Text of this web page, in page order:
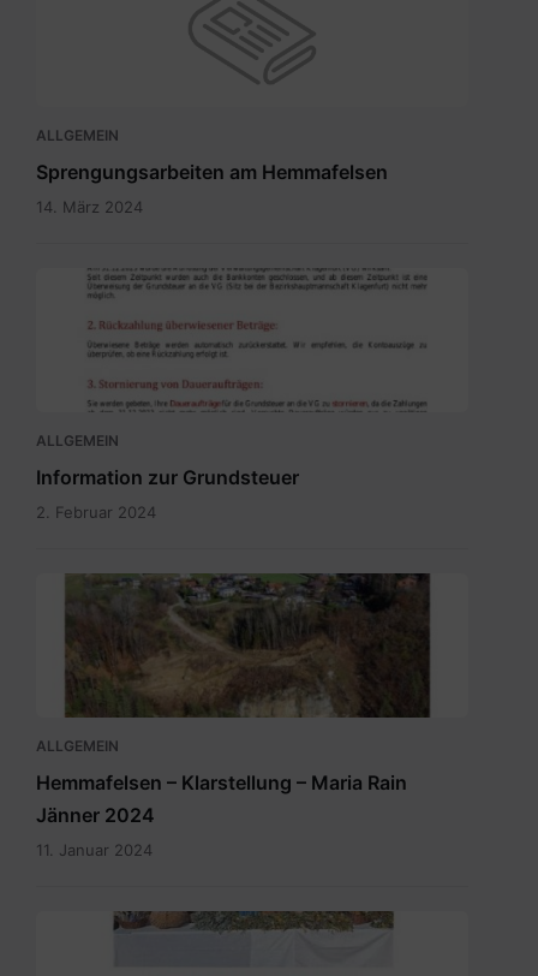
ALLGEMEIN
Sprengungsarbeiten am Hemmafelsen
14. März 2024
Grundsteuer
ALLGEMEIN
Information zur Grundsteuer
2. Februar 2024
ALLGEMEIN
Hemmafelsen – Klarstellung – Maria Rain
Jänner 2024
11. Januar 2024
SKM_C300i26070208210.pdf